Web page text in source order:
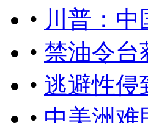
• 川普：
• 禁油令台
• 逃避性侵
• 中美洲难